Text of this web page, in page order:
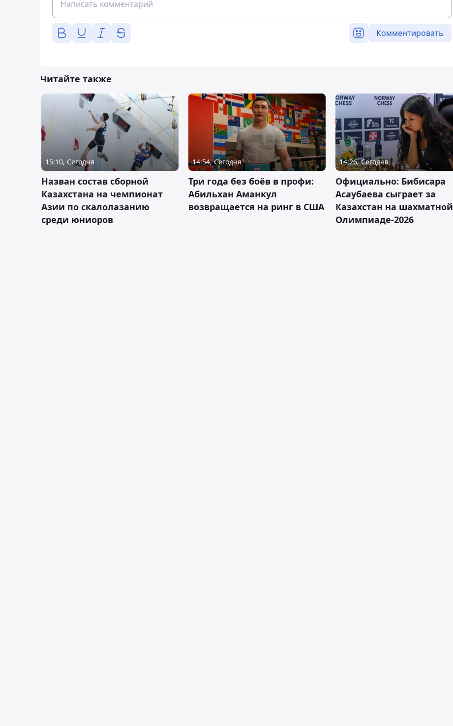
Комментировать
Читайте также
15:10, Сегодня
Назван состав сборной
Казахстана на чемпионат
Азии по скалолазанию
среди юниоров
14:54, Сегодня
Три года без боёв в профи:
Абильхан Аманкул
возвращается на ринг в США
14:26, Сегодня
Официально: Бибисара
Асаубаева сыграет за
Казахстан на шахматной
Олимпиаде-2026